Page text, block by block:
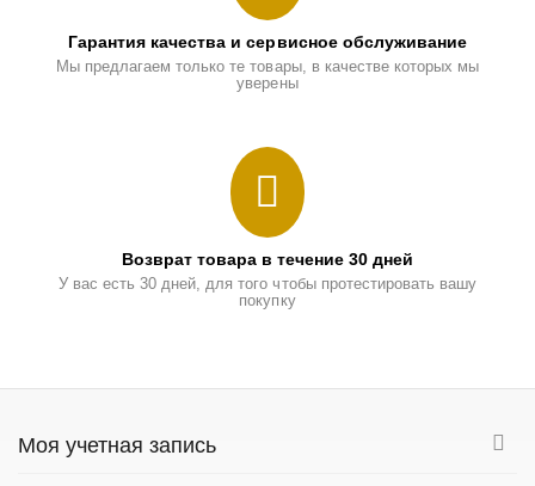
Гарантия качества и сервисное обслуживание
Мы предлагаем только те товары, в качестве которых мы
уверены
Возврат товара в течение 30 дней
У вас есть 30 дней, для того чтобы протестировать вашу
покупку
Моя учетная запись